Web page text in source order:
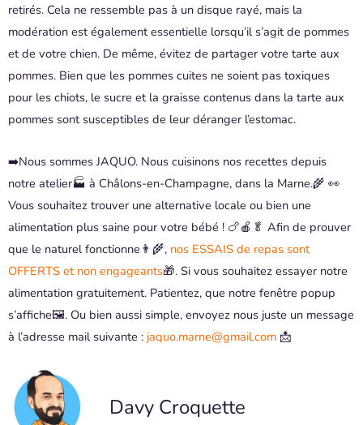
retirés. Cela ne ressemble pas à un disque rayé, mais la
modération est également essentielle lorsqu’il s’agit de pommes
et de votre chien. De même, évitez de partager votre tarte aux
pommes. Bien que les pommes cuites ne soient pas toxiques
pour les chiots, le sucre et la graisse contenus dans la tarte aux
pommes sont susceptibles de leur déranger l’estomac.
➡️Nous sommes JAQUO. Nous cuisinons nos recettes depuis
notre atelier🏭 à Châlons-en-Champagne, dans la Marne.🌾 👀
Vous souhaitez trouver une alternative locale ou bien une
alimentation plus saine pour votre bébé ! 🍗🍎🥬 Afin de prouver
que le naturel fonctionne👨‍🌾, nos ESSAIS de repas sont
OFFERTS et non engageants🎁. Si vous souhaitez essayer notre
alimentation gratuitement. Patientez, que notre fenêtre popup
s’affiche🖼️. Ou bien aussi simple, envoyez nous juste un message
à l’adresse mail suivante : jaquo.marne@gmail.com 📩
Davy Croquette